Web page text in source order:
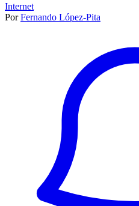
Internet
Por Fernando López-Pita